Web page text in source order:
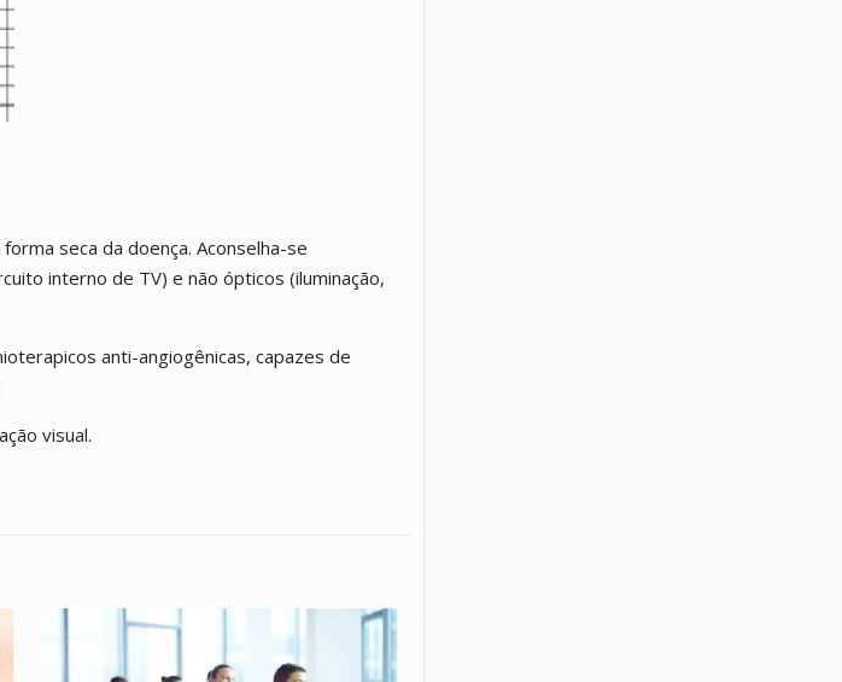
seca da doença. Aconselha-se
interno de TV) e não ópticos (iluminação,
anti-angiogênicas, capazes de
visual.